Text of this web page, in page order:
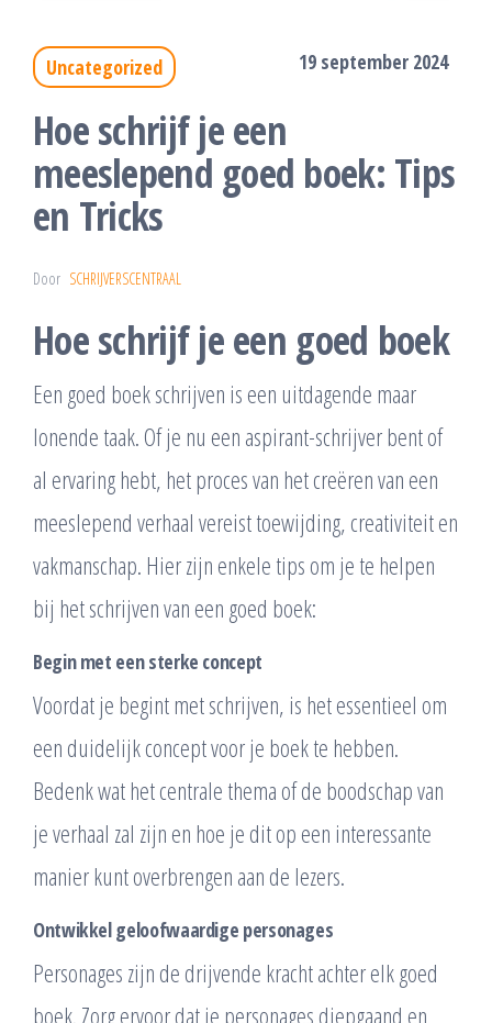
Uncategorized 19 september 2024
Hoe schrijf je een
meeslepend goed boek: Tips
en Tricks
Door SCHRIJVERSCENTRAAL
Hoe schrijf je een goed boek
Een goed boek schrijven is een uitdagende maar
lonende taak. Of je nu een aspirant-schrijver bent of
al ervaring hebt, het proces van het creëren van een
meeslepend verhaal vereist toewijding, creativiteit en
vakmanschap. Hier zijn enkele tips om je te helpen
bij het schrijven van een goed boek:
Begin met een sterke concept
Voordat je begint met schrijven, is het essentieel om
een duidelijk concept voor je boek te hebben.
Bedenk wat het centrale thema of de boodschap van
je verhaal zal zijn en hoe je dit op een interessante
manier kunt overbrengen aan de lezers.
Ontwikkel geloofwaardige personages
Personages zijn de drijvende kracht achter elk goed
boek. Zorg ervoor dat je personages diepgaand en